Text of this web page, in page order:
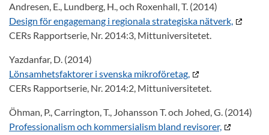
Andresen, E., Lundberg, H., och Roxenhall, T. (2014)
Design för engagemang i regionala strategiska nätverk,
CERs Rapportserie, Nr. 2014:3, Mittuniversitetet.
Yazdanfar, D. (2014)
Lönsamhetsfaktorer i svenska mikroföretag,
CERs Rapportserie, Nr. 2014:2, Mittuniversitetet.
Öhman, P., Carrington, T., Johansson T. och Johed, G. (2014)
Professionalism och kommersialism bland revisorer,